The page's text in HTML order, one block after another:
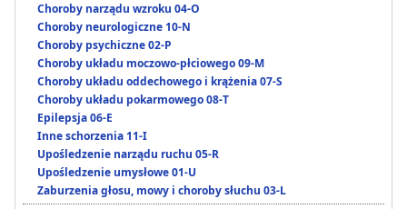
Choroby narządu wzroku 04-O
Choroby neurologiczne 10-N
Choroby psychiczne 02-P
Choroby układu moczowo-płciowego 09-M
Choroby układu oddechowego i krążenia 07-S
Choroby układu pokarmowego 08-T
Epilepsja 06-E
Inne schorzenia 11-I
Upośledzenie narządu ruchu 05-R
Upośledzenie umysłowe 01-U
Zaburzenia głosu, mowy i choroby słuchu 03-L